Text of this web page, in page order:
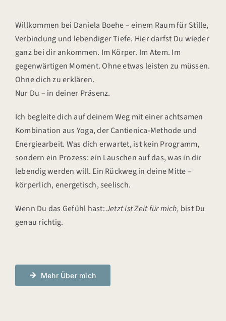
KONTAKT
Willkommen bei Daniela Boehe – einem Raum für Stille,
Verbindung und lebendiger Tiefe. Hier darfst Du wieder
ganz bei dir ankommen. Im Körper. Im Atem. Im
gegenwärtigen Moment. Ohne etwas leisten zu müssen.
Ohne dich zu erklären.
Nur Du – in deiner Präsenz.
Ich begleite dich auf deinem Weg mit einer achtsamen
Kombination aus Yoga, der Cantienica-Methode und
Energiearbeit. Was dich erwartet, ist kein Programm,
sondern ein Prozess: ein Lauschen auf das, was in dir
lebendig werden will. Ein Rückweg in deine Mitte –
körperlich, energetisch, seelisch.
Wenn Du das Gefühl hast:Jetzt ist Zeit für mich, bist Du
genau richtig.
Mehr Über mich